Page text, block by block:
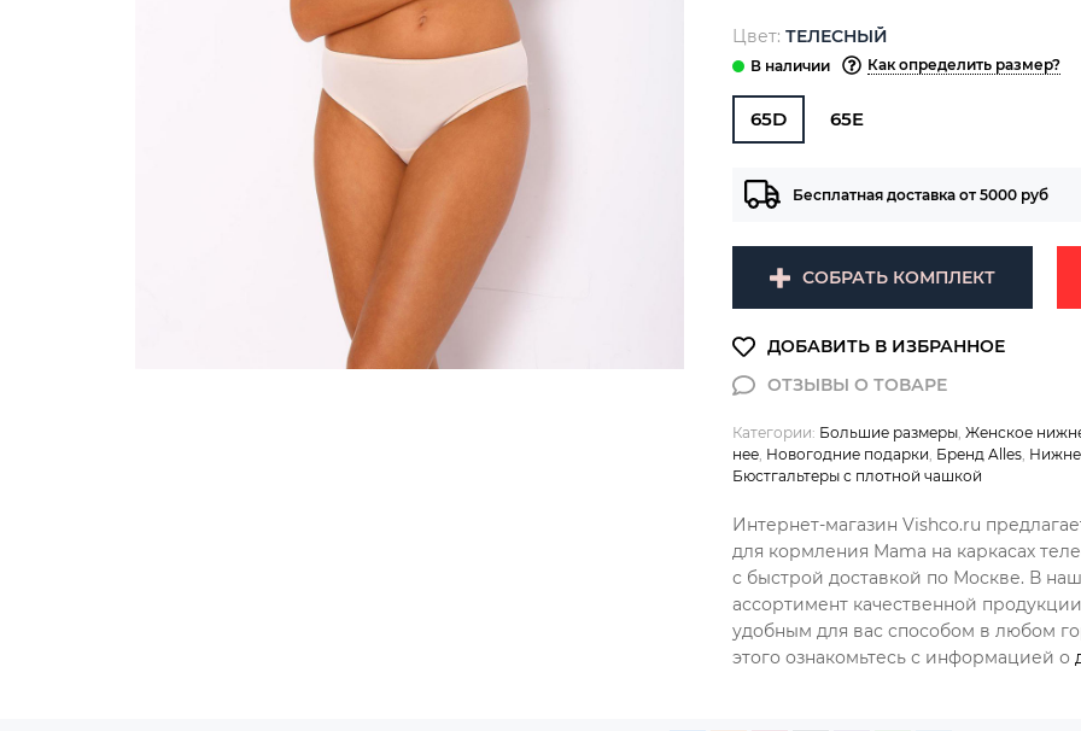
Цвет: ТЕЛЕСНЫЙ
Как определить размер?
65D 65E
Бесплатная доставка от 5000 руб
СОБРАТЬ КОМПЛЕКТ
Категории: Большие размеры, Женское
нее, Новогодние подарки, Бренд Alles,
Бюстгальтеры с плотной чашкой
Интернет-магазин Vishco.ru
для кормления Mama на каркасах
с быстрой доставкой по Москве. В
ассортимент качественной
удобным для вас способом в любом
этого ознакомьтесь с информацией о